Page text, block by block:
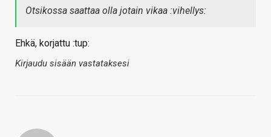
Otsikossa saattaa olla jotain vikaa :vihellys:
Ehkä, korjattu :tup:
Kirjaudu sisään vastataksesi